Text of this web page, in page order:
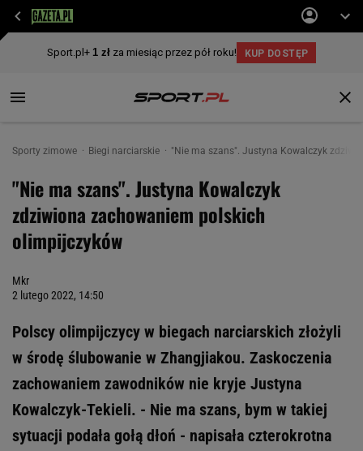
Sporty zimowe Biegi narciarskie "Nie ma szans". Justyna Kowalczyk
"Nie ma szans". Justyna Kowalczyk
zdziwiona zachowaniem polskich
olimpijczyków
Mkr
2 lutego 2022, 14:50
Polscy olimpijczycy w biegach narciarskich złożyli
w środę ślubowanie w Zhangjiakou. Zaskoczenia
zachowaniem zawodników nie kryje Justyna
Kowalczyk-Tekieli. - Nie ma szans, bym w takiej
sytuacji podała gołą dłoń - napisała czterokrotna